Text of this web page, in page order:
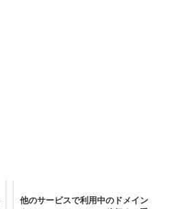
他のサービスで利用中のドメイン